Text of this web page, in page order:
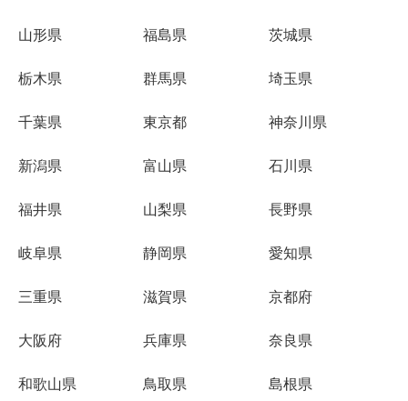
山形県 福島県 茨城県
栃木県 群馬県 埼玉県
千葉県 東京都 神奈川県
新潟県 富山県 石川県
福井県 山梨県 長野県
岐阜県 静岡県 愛知県
三重県 滋賀県 京都府
大阪府 兵庫県 奈良県
和歌山県 鳥取県 島根県